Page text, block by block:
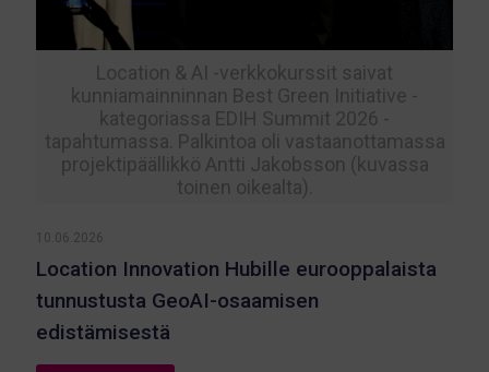
Location & AI -verkkokurssit saivat
kunniamainninnan Best Green Initiative -
kategoriassa EDIH Summit 2026 -
tapahtumassa. Palkintoa oli vastaanottamassa
projektipäällikkö Antti Jakobsson (kuvassa
toinen oikealta).
10.06.2026
Location Innovation Hubille eurooppalaista
tunnustusta GeoAI-osaamisen
edistämisestä